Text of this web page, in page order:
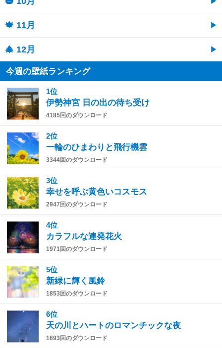
🍁 11月
🎄 12月
今週の壁紙ランキング
1位
伊勢神宮 日の出の待ち受け
4185回のダウンロード
2位
一輪のひまわりと飛行機雲
3344回のダウンロード
3位
幸せを呼ぶ黄色いコスモス
2947回のダウンロード
4位
カラフルな連発花火
1971回のダウンロード
5位
新緑に輝く風鈴
1853回のダウンロード
6位
天の川とハートのロマンチックな夜
1693回のダウンロード